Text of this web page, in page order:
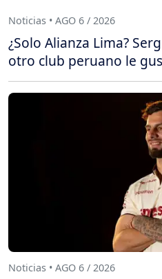
Noticias • AGO 6 / 2026
¿Solo Alianza Lima?
otro club peruano le
Noticias • AGO 6 / 2026